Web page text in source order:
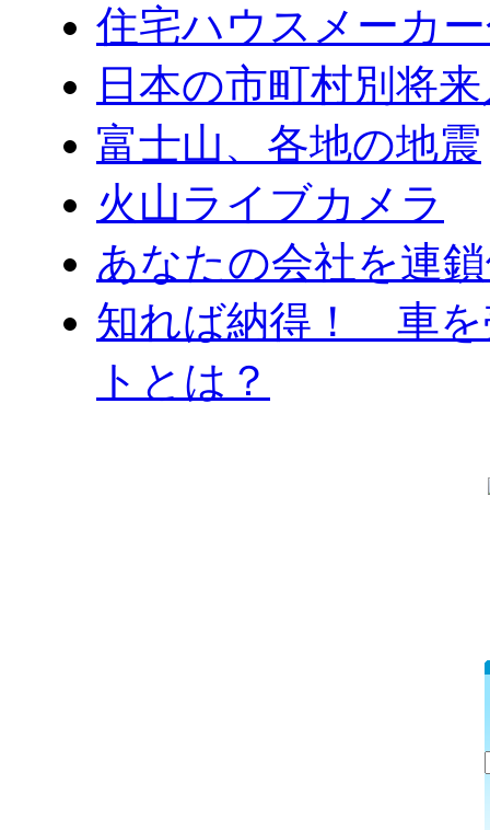
住宅ハウスメーカ
日本の市町村別将
富士山、各地の地震
火山ライブカメラ
あなたの会社を連
知れば納得！ 車を
トとは？